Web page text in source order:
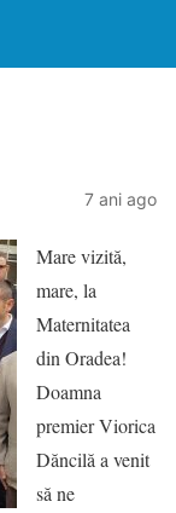
7 ani ago
Mare vizită,
mare, la
Maternitatea
din Oradea!
Doamna
premier Viorica
Dăncilă a venit
să ne